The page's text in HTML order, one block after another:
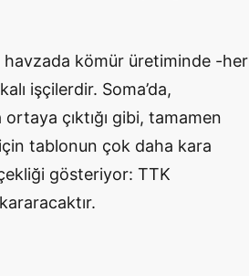
havzada kömür üretiminde -her
işçilerdir. Soma’da,
çıktığı gibi, tamamen
tablonun çok daha kara
gösteriyor: TTK